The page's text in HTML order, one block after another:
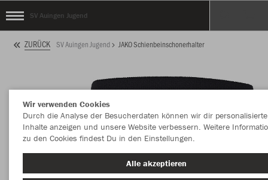
SV Auingen Jugend
ZURÜCK SV Auingen Jugend JAKO Schienbeinschonerhalter
Wir verwenden Cookies
Durch die Analyse der Besucherdaten können wir dir personalisierte
Inhalte anzeigen und unsere Website verbessern. Weitere
zu den Cookies findest Du in den Einstellungen.
Alle akzeptieren